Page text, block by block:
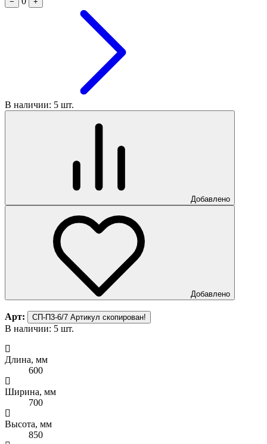
В наличии: 5 шт.
Добавлено
Добавлено
Арт: СП-П3-6/7 Артикул скопирован!
В наличии: 5 шт.
Длина, мм
600
Ширина, мм
700
Высота, мм
850